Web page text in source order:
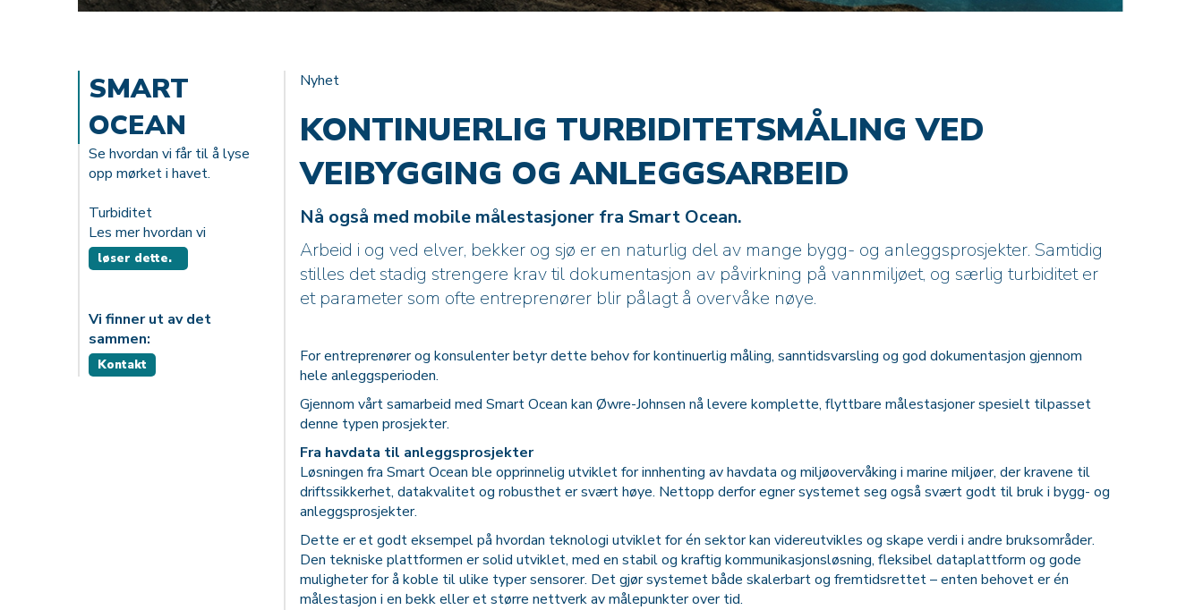
SMART
OCEAN
Se hvordan vi får til å lyse
opp mørket i havet.
Turbiditet
Les mer hvordan vi
løser dette.
Vi finner ut av det
sammen:
Kontakt
Nyhet
KONTINUERLIG TURBIDITETSMÅLING VED
VEIBYGGING OG ANLEGGSARBEID
Nå også med mobile målestasjoner fra Smart Ocean.
Arbeid i og ved elver, bekker og sjø er en naturlig del av mange bygg- og anleggsprosjekter. Samtidig
stilles det stadig strengere krav til dokumentasjon av påvirkning på vannmiljøet, og særlig turbiditet er
et parameter som ofte entreprenører blir pålagt å overvåke nøye.
For entreprenører og konsulenter betyr dette behov for kontinuerlig måling, sanntidsvarsling og god dokumentasjon gjennom
hele anleggsperioden.
Gjennom vårt samarbeid med Smart Ocean kan Øwre-Johnsen nå levere komplette, flyttbare målestasjoner spesielt tilpasset
denne typen prosjekter.
Fra havdata til anleggsprosjekter
Løsningen fra Smart Ocean ble opprinnelig utviklet for innhenting av havdata og miljøovervåking i marine miljøer, der kravene til
driftssikkerhet, datakvalitet og robusthet er svært høye. Nettopp derfor egner systemet seg også svært godt til bruk i bygg- og
anleggsprosjekter.
Dette er et godt eksempel på hvordan teknologi utviklet for én sektor kan videreutvikles og skape verdi i andre bruksområder.
Den tekniske plattformen er solid utviklet, med en stabil og kraftig kommunikasjonsløsning, fleksibel dataplattform og gode
muligheter for å koble til ulike typer sensorer. Det gjør systemet både skalerbart og fremtidsrettet – enten behovet er én
målestasjon i en bekk eller et større nettverk av målepunkter over tid.